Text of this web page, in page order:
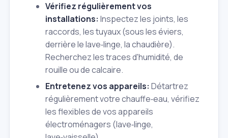
Vérifiez régulièrement vos
installations: Inspectez les joints, les
raccords, les tuyaux (sous les éviers,
derrière le lave‑linge, la chaudière).
Recherchez les traces d'humidité, de
rouille ou de calcaire.
Entretenez vos appareils: Détartrez
régulièrement votre chauffe‑eau, vérifiez
les flexibles de vos appareils
électroménagers (lave‑linge,